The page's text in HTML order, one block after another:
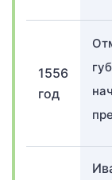
1556
год